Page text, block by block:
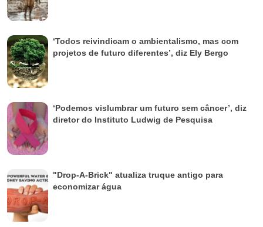
‘Todos reivindicam o ambientalismo, mas com
projetos de futuro diferentes’, diz Ely Bergo
‘Podemos vislumbrar um futuro sem câncer’, diz
diretor do Instituto Ludwig de Pesquisa
"Drop-A-Brick" atualiza truque antigo para
economizar água